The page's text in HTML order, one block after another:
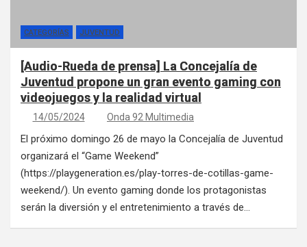
CATEGORÍAS JUVENTUD
[Audio-Rueda de prensa] La Concejalía de
Juventud propone un gran evento gaming con
videojuegos y la realidad virtual
14/05/2024 Onda 92 Multimedia
El próximo domingo 26 de mayo la Concejalía de Juventud
organizará el “Game Weekend”
(https://playgeneration.es/play-torres-de-cotillas-game-
weekend/). Un evento gaming donde los protagonistas
serán la diversión y el entretenimiento a través de…